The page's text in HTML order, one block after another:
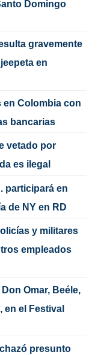
Domingo
gravemente
en
Colombia con
bancarias
vetado por
es ilegal
participará en
de NY en RD
y militares
empleados
Omar, Beéle,
en el Festival
presunto